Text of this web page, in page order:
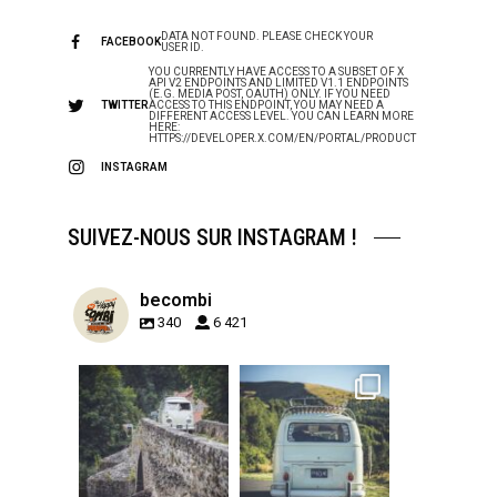
FACEBOOKDATA NOT FOUND. PLEASE CHECK YOUR
USER ID.
TWITTER
YOU CURRENTLY HAVE ACCESS TO A SUBSET OF X
API V2 ENDPOINTS AND LIMITED V1.1 ENDPOINTS
(E.G. MEDIA POST, OAUTH) ONLY. IF YOU NEED
ACCESS TO THIS ENDPOINT, YOU MAY NEED A
DIFFERENT ACCESS LEVEL. YOU CAN LEARN MORE
HERE:
HTTPS://DEVELOPER.X.COM/EN/PORTAL/PRODUCT
INSTAGRAM
SUIVEZ-NOUS SUR INSTAGRAM !
becombi
340 6 421
becombi
Sep 15
becombi
Sep 12